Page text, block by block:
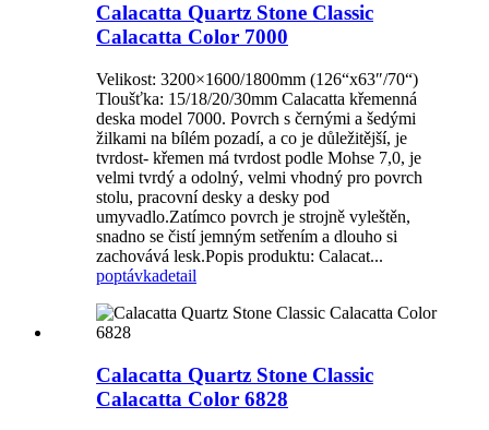
Calacatta Quartz Stone Classic
Calacatta Color 7000
Velikost: 3200×1600/1800mm (126“x63″/70“)
Tloušťka: 15/18/20/30mm Calacatta křemenná
deska model 7000. Povrch s černými a šedými
žilkami na bílém pozadí, a co je důležitější, je
tvrdost- křemen má tvrdost podle Mohse 7,0, je
velmi tvrdý a odolný, velmi vhodný pro povrch
stolu, pracovní desky a desky pod
umyvadlo.Zatímco povrch je strojně vyleštěn,
snadno se čistí jemným setřením a dlouho si
zachovává lesk.Popis produktu: Calacat...
poptávkadetail
Calacatta Quartz Stone Classic
Calacatta Color 6828